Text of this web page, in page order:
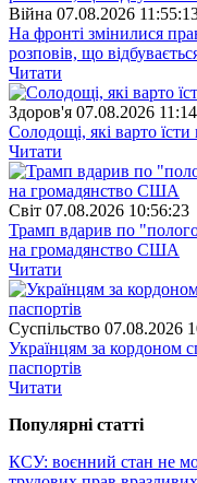
Війна 07.08.2026
На фронті змінилися
розповів, що
Читати
Здоров'я 07.08.2026
Солодощі, які варто
Читати
Свiт 07.08.2026 10:56:23
Трамп вдарив по
на громадянство США
Читати
Суспiльство 07.08.2026
Українцям за кордоном
паспортів
Читати
Популярнi статтi
КСУ: воєнний стан не